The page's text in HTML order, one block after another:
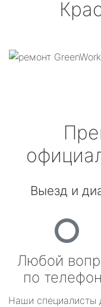
Выезд и
Любой
по
Наши специалисты